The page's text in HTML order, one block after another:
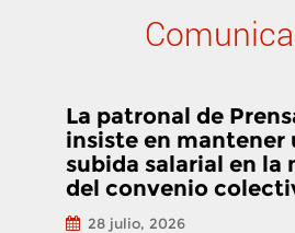
La patronal de
insiste en mantener
subida salarial en la
del convenio
28 julio, 2026